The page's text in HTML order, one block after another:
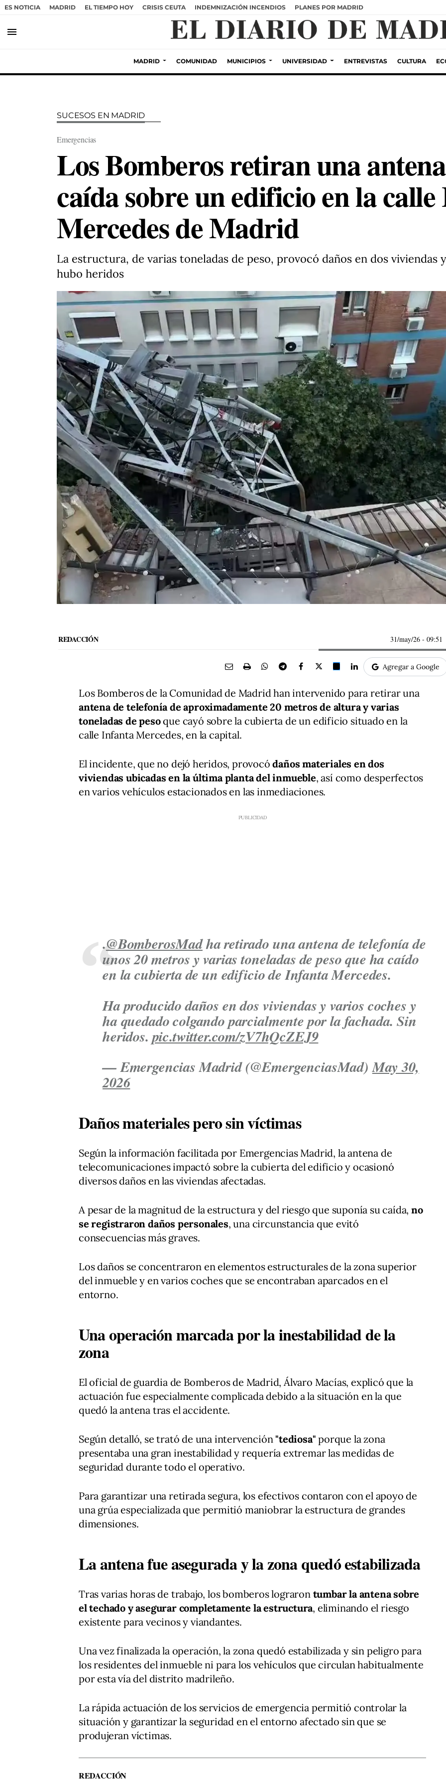
ES NOTICIA MADRID EL TIEMPO HOY CRISIS CEUTA INDEMNIZACIÓN INCENDIOS PLANES POR MADRID
menu
MADRID COMUNIDAD MUNICIPIOS UNIVERSIDAD ENTREVISTAS CULTURA
SUCESOS EN MADRID
Emergencias
Los Bomberos retiran una
caída sobre un edificio en la
Mercedes de Madrid
La estructura, de varias toneladas de peso, provocó daños en dos viviendas
hubo heridos
REDACCIÓN 31/may/26 - 09:51
Agregar a Google
Los Bomberos de la Comunidad de Madrid han intervenido para retirar una
antena de telefonía de aproximadamente 20 metros de altura y varias
toneladas de pesoque cayó sobre la cubierta de un edificio situado en la
calle Infanta Mercedes, en la capital.
El incidente, que no dejó heridos, provocódaños materiales en dos
viviendas ubicadas en la última planta del inmueble, así como desperfectos
en varios vehículos estacionados en las inmediaciones.
.@BomberosMadha retirado una antena de telefonía de
unos 20 metros y varias toneladas de peso que ha caído
en la cubierta de un edificio de Infanta Mercedes.
Ha producido daños en dos viviendas y varios coches y
ha quedado colgando parcialmente por la fachada. Sin
heridos.pic.twitter.com/zV7hQcZEJ9
— Emergencias Madrid (@EmergenciasMad)May 30,
2026
Daños materiales pero sin víctimas
Según la información facilitada por Emergencias Madrid, la antena de
telecomunicaciones impactó sobre la cubierta del edificio y ocasionó
diversos daños en las viviendas afectadas.
A pesar de la magnitud de la estructura y del riesgo que suponía su caída, no
se registraron daños personales, una circunstancia que evitó
consecuencias más graves.
Los daños se concentraron en elementos estructurales de la zona superior
del inmueble y en varios coches que se encontraban aparcados en el
entorno.
Una operación marcada por la inestabilidad de la
zona
El oficial de guardia de Bomberos de Madrid, Álvaro Macías, explicó que la
actuación fue especialmente complicada debido a la situación en la que
quedó la antena tras el accidente.
Según detalló, se trató de una intervención"tediosa" porque la zona
presentaba una gran inestabilidad y requería extremar las medidas de
seguridad durante todo el operativo.
Para garantizar una retirada segura, los efectivos contaron con el apoyo de
una grúa especializada que permitió maniobrar la estructura de grandes
dimensiones.
La antena fue asegurada y la zona quedó estabilizada
Tras varias horas de trabajo, los bomberos lograron tumbar la antena sobre
el techado y asegurar completamente la estructura, eliminando el riesgo
existente para vecinos y viandantes.
Una vez finalizada la operación, la zona quedó estabilizada y sin peligro para
los residentes del inmueble ni para los vehículos que circulan habitualmente
por esta vía del distrito madrileño.
La rápida actuación de los servicios de emergencia permitió controlar la
situación y garantizar la seguridad en el entorno afectado sin que se
produjeran víctimas.
REDACCIÓN